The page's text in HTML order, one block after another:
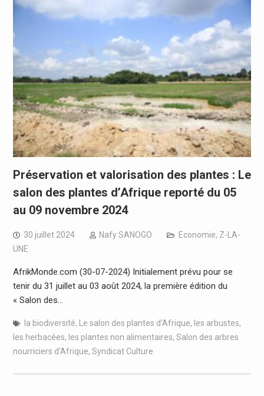
Préservation et valorisation des plantes : Le
salon des plantes d’Afrique reporté du 05
au 09 novembre 2024
30 juillet 2024 Nafy SANOGO Economie, Z-LA-
UNE
AfrikMonde.com (30-07-2024) Initialement prévu pour se
tenir du 31 juillet au 03 août 2024, la première édition du
« Salon des…
la biodiversité, Le salon des plantes d'Afrique, les arbustes,
les herbacées, les plantes non alimentaires, Salon des arbres
nourriciers d'Afrique, Syndicat Culture